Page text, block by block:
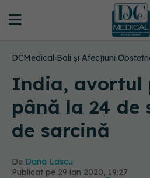
DCMedical›Boli și Afecțiuni›
India, avortul
până la 24 de
de sarcină
De Dana Lascu
Publicat pe 29 ian 2020, 19:27